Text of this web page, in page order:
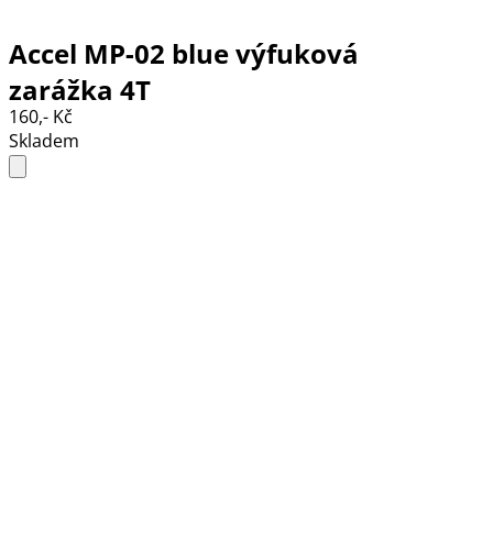
Accel MP-02 blue výfuková
zarážka 4T
160,- Kč
Skladem